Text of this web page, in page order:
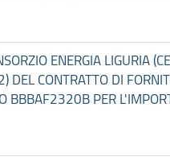
ENERGIA LIGURIA
CONTRATTO DI
BBBAF2320B PER